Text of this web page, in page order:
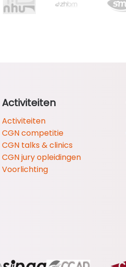
Activiteiten
Activiteiten
CGN competitie
CGN talks & clinics
CGN jury opleidingen
Voorlichting